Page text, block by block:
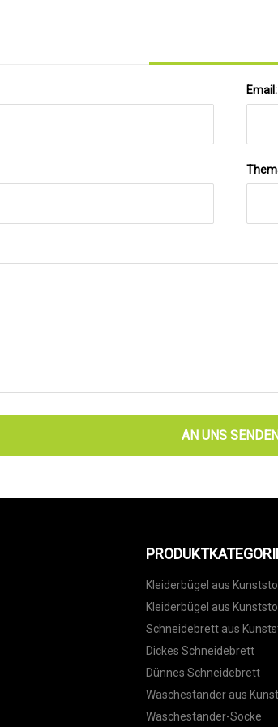
Email:
AN UNS
Kleiderbügel aus
Kleiderbügel aus
Schneidebrett aus
Dickes Schneidebrett
Dünnes Schneidebrett
Wäscheständer aus
Wäscheständer-Socke